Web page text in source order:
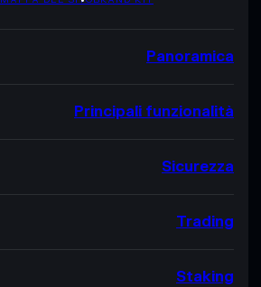
Panoramica
Principali funzionalità
Sicurezza
Trading
Staking